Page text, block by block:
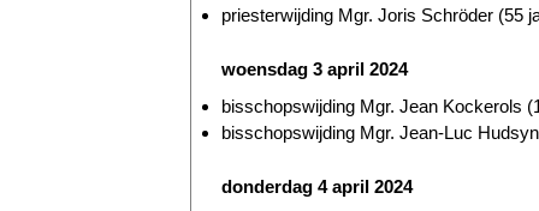
priesterwijding Mgr. Joris Schröder (55
woensdag 3 april 2024
bisschopswijding Mgr. Jean Kockerols
bisschopswijding Mgr. Jean-Luc
donderdag 4 april 2024